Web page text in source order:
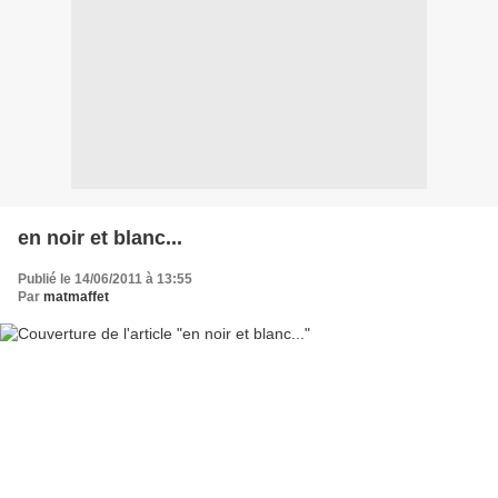
en noir et blanc...
Publié le 14/06/2011 à 13:55
Par matmaffet